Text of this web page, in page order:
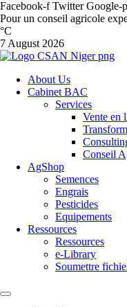
Facebook-f Twitter Google-
Pour un conseil agricole
°C
7 August 2026
About Us
Cabinet BAC
Services
Vente en
Conseil
AgShop
Semences
Engrais
Pesticides
Equipements
Ressources
Ressources
e-Library
Soumettre